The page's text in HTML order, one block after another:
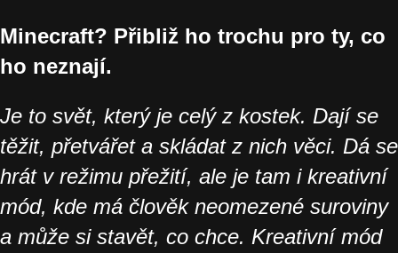
Minecraft? Přibliž ho trochu pro ty, co
ho neznají.
Je to svět, který je celý z kostek. Dají se
těžit, přetvářet a skládat z nich věci. Dá se
hrát v režimu přežití, ale je tam i kreativní
mód, kde má člověk neomezené suroviny
a může si stavět, co chce. Kreativní mód